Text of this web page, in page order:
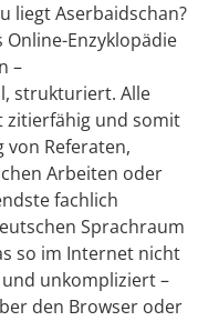
liegt Aserbaidschan?
Online-Enzyklopädie
–
strukturiert. Alle
zitierfähig und somit
Referaten,
Arbeiten oder
fachlich
Sprachraum
so im Internet nicht
unkompliziert –
den Browser oder